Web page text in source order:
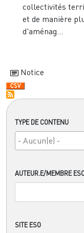
TYPE DE CONTENU
AUTEUR.E/MEMBRE
SITE ESO
collectivités
et de manière
d'aménag...
Notice